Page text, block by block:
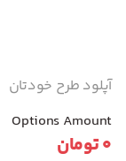
آپلود طرح خودتان
Options Amount
0تومان